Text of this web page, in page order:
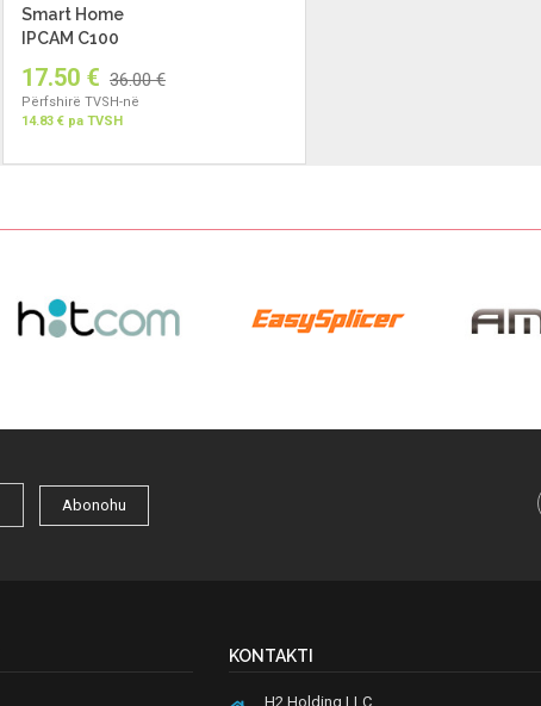
Smart Home
IPCAM C100
17.50 € 36.00 €
Përfshirë TVSH-në
14.83 € pa TVSH
Abonohu
KONTAKTI
H2 Holding LLC